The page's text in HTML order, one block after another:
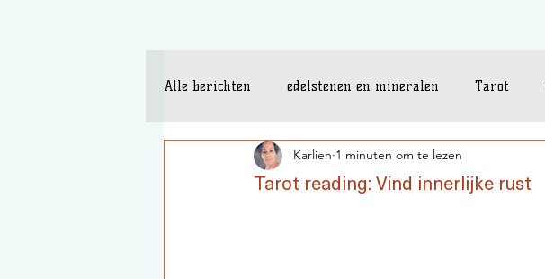
Alle berichten edelstenen en mineralen Tarot
spirituele tools boeken Energetix
Tarot reading: Vind innerlijke rust
Karlien 1 minuten om te lezen